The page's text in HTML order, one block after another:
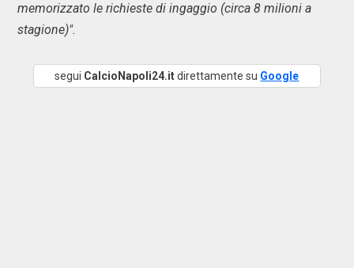
memorizzato le richieste di ingaggio (circa 8 milioni a
stagione)".
segui CalcioNapoli24.itdirettamente su Google